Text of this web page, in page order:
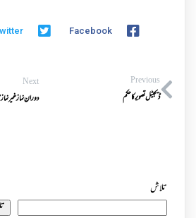
Facebook
Previous
ڈیجیٹل تصویر کا حکم
Next
دوران نماز غیر
تلاش